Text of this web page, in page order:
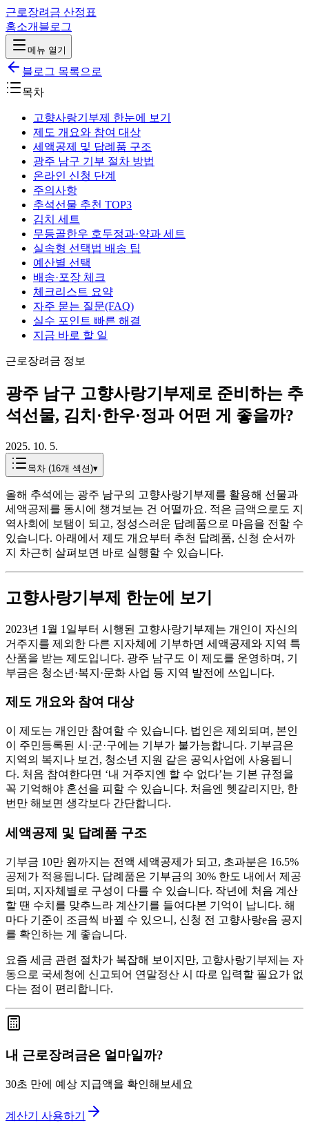
근로장려금 산정표
홈소개 블로그
메뉴 열기
블로그 목록으로
목차
고향사랑기부제 한눈에 보기
제도 개요와 참여 대상
세액공제 및 답례품 구조
광주 남구 기부 절차 방법
온라인 신청 단계
주의사항
추석선물 추천 TOP3
김치 세트
무등골한우 호두정과·약과 세트
실속형 선택법 배송 팁
예산별 선택
배송·포장 체크
체크리스트 요약
자주 묻는 질문(FAQ)
실수 포인트 빠른 해결
지금 바로 할 일
근로장려금 정보
광주 남구 고향사랑기부제로 준비하는 추
석선물, 김치·한우·정과 어떤 게 좋을까?
2025. 10. 5.
목차 (16개 섹션)▾
올해 추석에는 광주 남구의 고향사랑기부제를 활용해 선물과
세액공제를 동시에 챙겨보는 건 어떨까요. 적은 금액으로도 지
역사회에 보탬이 되고, 정성스러운 답례품으로 마음을 전할 수
있습니다. 아래에서 제도 개요부터 추천 답례품, 신청 순서까
지 차근히 살펴보면 바로 실행할 수 있습니다.
고향사랑기부제 한눈에 보기
2023년 1월 1일부터 시행된 고향사랑기부제는 개인이 자신의
거주지를 제외한 다른 지자체에 기부하면 세액공제와 지역 특
산품을 받는 제도입니다. 광주 남구도 이 제도를 운영하며, 기
부금은 청소년·복지·문화 사업 등 지역 발전에 쓰입니다.
제도 개요와 참여 대상
이 제도는 개인만 참여할 수 있습니다. 법인은 제외되며, 본인
이 주민등록된 시·군·구에는 기부가 불가능합니다. 기부금은
지역의 복지나 보건, 청소년 지원 같은 공익사업에 사용됩니
다. 처음 참여한다면 ‘내 거주지엔 할 수 없다’는 기본 규정을
꼭 기억해야 혼선을 피할 수 있습니다. 처음엔 헷갈리지만, 한
번만 해보면 생각보다 간단합니다.
세액공제 및 답례품 구조
기부금 10만 원까지는 전액 세액공제가 되고, 초과분은 16.5%
공제가 적용됩니다. 답례품은 기부금의 30% 한도 내에서 제공
되며, 지자체별로 구성이 다를 수 있습니다. 작년에 처음 계산
할 땐 수치를 맞추느라 계산기를 들여다본 기억이 납니다. 해
마다 기준이 조금씩 바뀔 수 있으니, 신청 전 고향사랑e음 공지
를 확인하는 게 좋습니다.
요즘 세금 관련 절차가 복잡해 보이지만, 고향사랑기부제는 자
동으로 국세청에 신고되어 연말정산 시 따로 입력할 필요가 없
다는 점이 편리합니다.
내 근로장려금은 얼마일까?
30초 만에 예상 지급액을 확인해보세요
계산기 사용하기